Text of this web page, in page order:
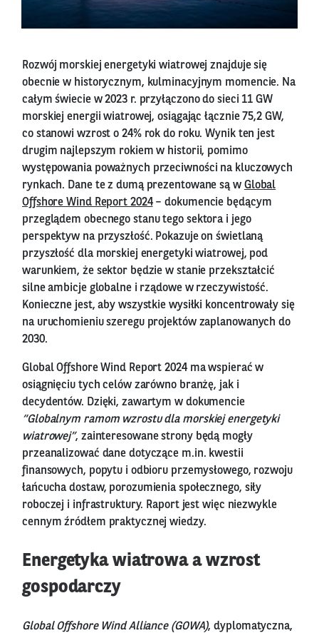
Rozwój morskiej energetyki wiatrowej znajduje się
obecnie w historycznym, kulminacyjnym momencie. Na
całym świecie w 2023 r. przyłączono do sieci 11 GW
morskiej energii wiatrowej, osiągając łącznie 75,2 GW,
co stanowi wzrost o 24% rok do roku. Wynik ten jest
drugim najlepszym rokiem w historii, pomimo
występowania poważnych przeciwności na kluczowych
rynkach. Dane te z dumą prezentowane są w Global
Offshore Wind Report 2024– dokumencie będącym
przeglądem obecnego stanu tego sektora i jego
perspektyw na przyszłość. Pokazuje on świetlaną
przyszłość dla morskiej energetyki wiatrowej, pod
warunkiem, że sektor będzie w stanie przekształcić
silne ambicje globalne i rządowe w rzeczywistość.
Konieczne jest, aby wszystkie wysiłki koncentrowały się
na uruchomieniu szeregu projektów zaplanowanych do
2030.
Global Offshore Wind Report 2024 ma wspierać w
osiągnięciu tych celów zarówno branżę, jak i
decydentów. Dzięki, zawartym w dokumencie
“Globalnym ramom wzrostu dla morskiej energetyki
wiatrowej”, zainteresowane strony będą mogły
przeanalizować dane dotyczące m.in. kwestii
finansowych, popytu i odbioru przemysłowego, rozwoju
łańcucha dostaw, porozumienia społecznego, siły
roboczej i infrastruktury. Raport jest więc niezwykle
cennym źródłem praktycznej wiedzy.
Energetyka wiatrowa a wzrost
gospodarczy
Global Offshore Wind Alliance (GOWA), dyplomatyczna,